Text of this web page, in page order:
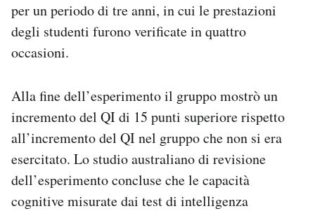
per un periodo di tre anni, in cui le prestazioni
degli studenti furono verificate in quattro
occasioni.
Alla fine dell’esperimento il gruppo mostrò un
incremento del QI di 15 punti superiore rispetto
all’incremento del QI nel gruppo che non si era
esercitato. Lo studio australiano di revisione
dell’esperimento concluse che le capacità
cognitive misurate dai test di intelligenza